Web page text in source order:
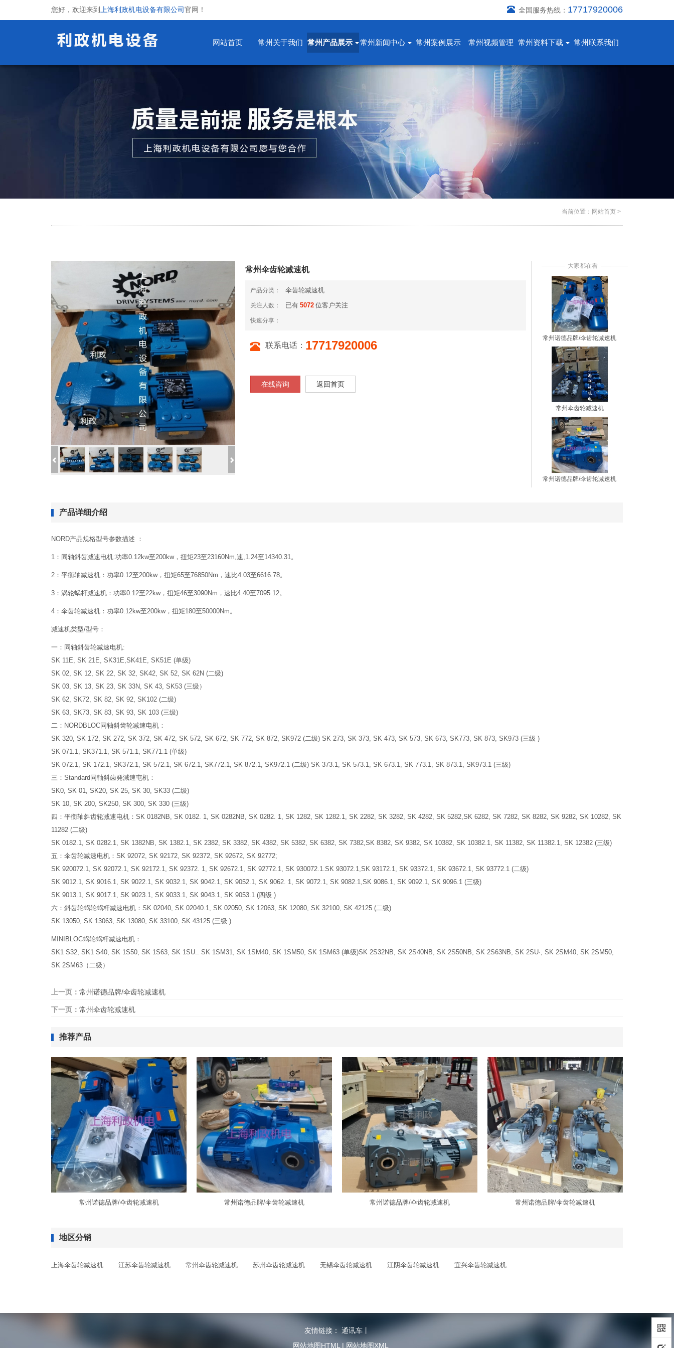
您好，欢迎来到 上海利政机电设备有限公司官网！ 全国服务热线： 17717920006
网站首页 常州关于我们 常州产品展示 常州新闻中心 常州案例展示 常州视频管理 常州资料下载 常州联系我们
当前位置： 网站首页 >
常州伞齿轮减速机
产品分类： 伞齿轮减速机
关注人数： 已有 5072 位客户关注
快速分享：
联系电话： 17717920006
在线咨询 返回首页
大家都在看
常州诺德品牌/伞齿轮减速机
常州伞齿轮减速机
常州诺德品牌/伞齿轮减速机
产品详细介绍
NORD产品规格型号参数描述 ：
1：同轴斜齿减速电机:功率0.12kw至200kw，扭矩23至23160Nm,速,1.24至14340.31。
2：平衡轴减速机：功率0.12至200kw，扭矩65至76850Nm，速比4.03至6616.78。
3：涡轮蜗杆减速机：功率0.12至22kw，扭矩46至3090Nm，速比4.40至7095.12。
4：伞齿轮减速机：功率0.12kw至200kw，扭矩180至50000Nm。
减速机类型/型号：
一：同轴斜齿轮减速电机:
SK 11E, SK 21E, SK31E,SK41E, SK51E (单级)
SK 02, SK 12, SK 22, SK 32, SK42, SK 52, SK 62N (二级)
SK 03, SK 13, SK 23, SK 33N, SK 43, SK53 (三级）
SK 62, SK72, SK 82, SK 92, SK102 (二级)
SK 63, SK73, SK 83, SK 93, SK 103 (三级)
二：NORDBLOC同轴斜齿轮减速电机：
SK 320, SK 172, SK 272, SK 372, SK 472, SK 572, SK 672, SK 772, SK 872, SK972 (二级) SK 273, SK 373, SK 473, SK 573, SK 673, SK773, SK 873, SK973 (三级 )
SK 071.1, SK371.1, SK 571.1, SK771.1 (单级)
SK 072.1, SK 172.1, SK372.1, SK 572.1, SK 672.1, SK772.1, SK 872.1, SK972.1 (二级) SK 373.1, SK 573.1, SK 673.1, SK 773.1, SK 873.1, SK973.1 (三级)
三：Standard同軸斜歯発減速屯机：
SK0, SK 01, SK20, SK 25, SK 30, SK33 (二级)
SK 10, SK 200, SK250, SK 300, SK 330 (三级)
四：平衡轴斜齿轮减速电机：SK 0182NB, SK 0182. 1, SK 0282NB, SK 0282. 1, SK 1282, SK 1282.1, SK 2282, SK 3282, SK 4282, SK 5282,SK 6282, SK 7282, SK 8282, SK 9282, SK 10282, SK
11282 (二级)
SK 0182.1, SK 0282.1, SK 1382NB, SK 1382.1, SK 2382, SK 3382, SK 4382, SK 5382, SK 6382, SK 7382,SK 8382, SK 9382, SK 10382, SK 10382.1, SK 11382, SK 11382.1, SK 12382 (三级)
五：伞齿轮减速电机：SK 92072, SK 92172, SK 92372, SK 92672, SK 92772;
SK 920072.1, SK 92072.1, SK 92172.1, SK 92372. 1, SK 92672.1, SK 92772.1, SK 930072.1.SK 93072.1,SK 93172.1, SK 93372.1, SK 93672.1, SK 93772.1 (二级)
SK 9012.1, SK 9016.1, SK 9022.1, SK 9032.1, SK 9042.1, SK 9052.1, SK 9062. 1, SK 9072.1, SK 9082.1,SK 9086.1, SK 9092.1, SK 9096.1 (三级)
SK 9013.1, SK 9017.1, SK 9023.1, SK 9033.1, SK 9043.1, SK 9053.1 (四级 )
六：斜齿轮蜗轮蜗杆减速电机：SK 02040, SK 02040.1, SK 02050, SK 12063, SK 12080, SK 32100, SK 42125 (二级)
SK 13050, SK 13063, SK 13080, SK 33100, SK 43125 (三级 )
MINIBLOC蜗轮蜗杆减速电机：
SK1 S32, SK1 S40, SK 1S50, SK 1S63, SK 1SU.. SK 1SM31, SK 1SM40, SK 1SM50, SK 1SM63 (单级)SK 2S32NB, SK 2S40NB, SK 2S50NB, SK 2S63NB, SK 2SU·, SK 2SM40, SK 2SM50,
SK 2SM63（二级）
上一页： 常州诺德品牌/伞齿轮减速机
下一页： 常州伞齿轮减速机
推荐产品
常州诺德品牌/伞齿轮减速机 常州诺德品牌/伞齿轮减速机 常州诺德品牌/伞齿轮减速机 常州诺德品牌/伞齿轮减速机
地区分销
上海伞齿轮减速机 江苏伞齿轮减速机 常州伞齿轮减速机 苏州伞齿轮减速机 无锡伞齿轮减速机 江阴伞齿轮减速机 宜兴伞齿轮减速机
友情链接： 通讯车
网站地图HTML | 网站地图XML